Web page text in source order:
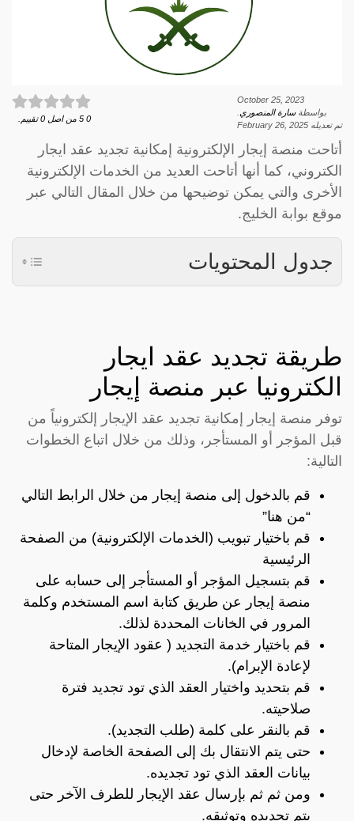
October 25, 2023
بواسطةسارة المنصوري
تم تعديله February 26, 2025
0
5 من اصل 0 تقييم.
أتاحت منصة إيجار الإلكترونية إمكانية تجديد عقد ايجار
الكتروني، كما أنها أتاحت العديد من الخدمات الإلكترونية
الأخرى والتي يمكن توضيحها من خلال المقال التالي عبر
موقع بوابة الخليج.
جدول المحتويات
طريقة تجديد عقد ايجار
الكترونيا عبر منصة إيجار
توفر منصة إيجار إمكانية تجديد عقد الإيجار إلكترونياً من
قبل المؤجر أو المستأجر، وذلك من خلال اتباع الخطوات
التالية:
قم بالدخول إلى منصة إيجار من خلال الرابط التالي
“من هنا”
قم باختيار تبويب (الخدمات الإلكترونية) من الصفحة
الرئيسية
قم بتسجيل المؤجر أو المستأجر إلى حسابه على
منصة إيجار عن طريق كتابة اسم المستخدم وكلمة
المرور في الخانات المحددة لذلك.
قم باختيار خدمة التجديد ( عقود الإيجار المتاحة
لإعادة الإبرام).
قم بتحديد واختيار العقد الذي تود تجديد فترة
صلاحيته.
قم بالنقر على كلمة (طلب التجديد).
حتى يتم الانتقال بك إلى الصفحة الخاصة لإدخال
بيانات العقد الذي تود تجديده.
ومن ثم ثم بإرسال عقد الإيجار للطرف الآخر حتى
يتم تجديده وتوثيقه.